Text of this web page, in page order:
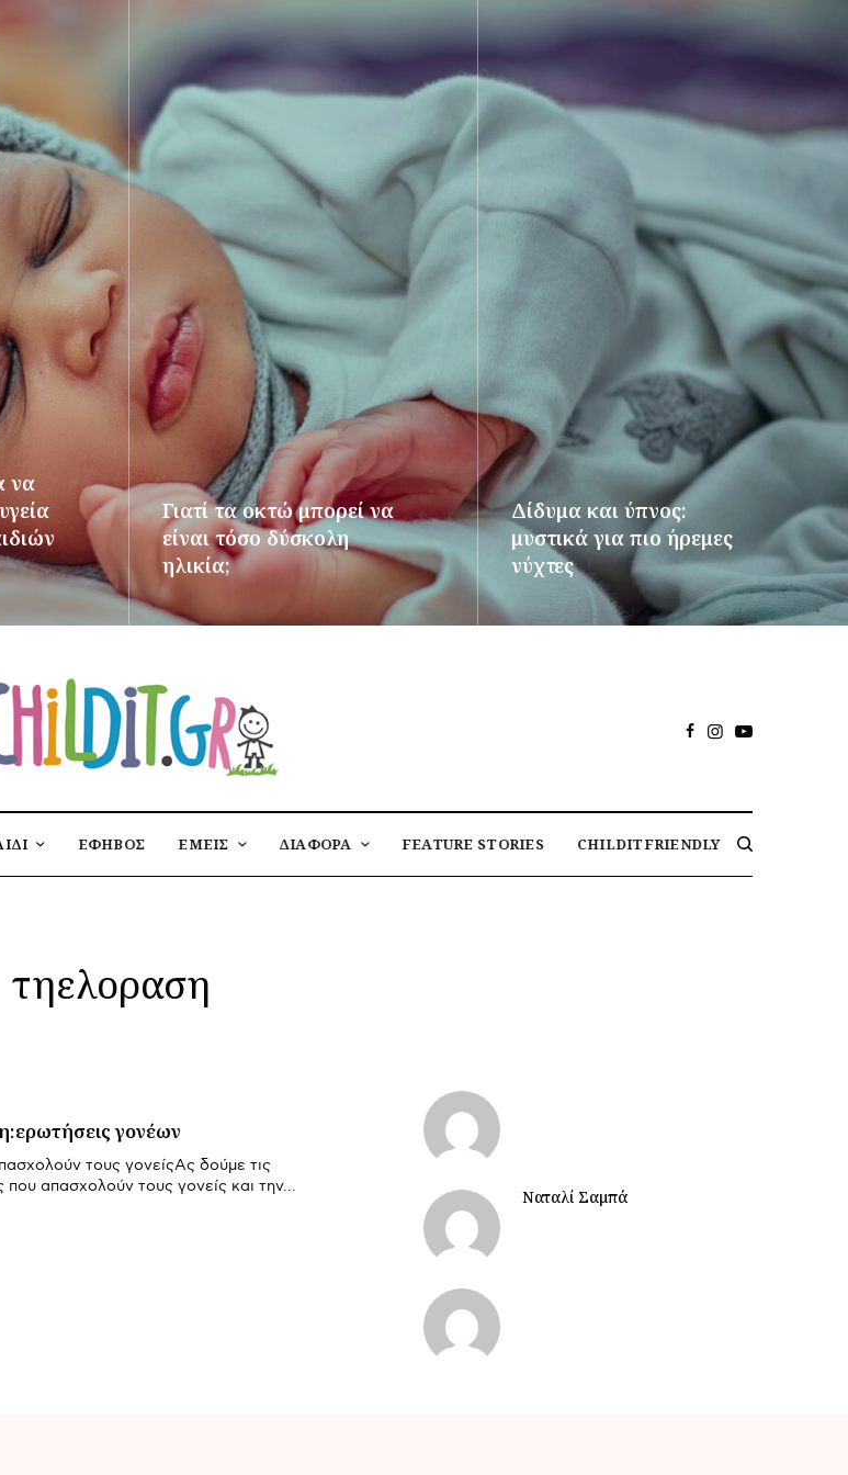
να
Γιατί τα οκτώ μπορεί να
είναι τόσο δύσκολη
ηλικία;
ΠΕΡΙΣΣΌΤΕΡΑ
Δίδυμα και ύπνος:
μυστικά για πιο ήρεμες
νύχτες
ΠΕΡΙΣΣΌΤΕΡΑ
ΕΦΗΒΟΣ ΕΜΕΙΣ ΔΙΑΦΟΡΑ FEATURE STORIES CHILDITFRIENDLY
τηελοραση
γονέων
τους γονείςΑς δούμε τις
που απασχολούν τους γονείς και την…
Ναταλί Σαμπά